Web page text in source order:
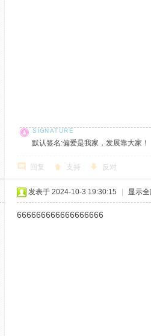
默认签名:偏爱是我家，发展靠大家
回复 支持 反对
发表于 2024-10-3 19:30:15 显示
666666666666666666